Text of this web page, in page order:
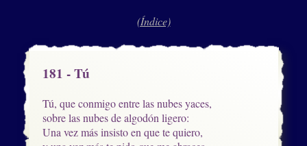
(Índice)
181 - Tú
Tú, que conmigo entre las nubes yaces,
sobre las nubes de algodón ligero:
Una vez más insisto en que te quiero,